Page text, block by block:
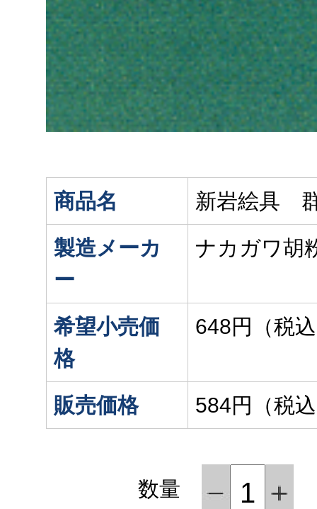
商品名
新岩絵具
製造メーカ
ー
ナカガワ胡
希望小売価
格
648円（税
販売価格 584円（税
数量